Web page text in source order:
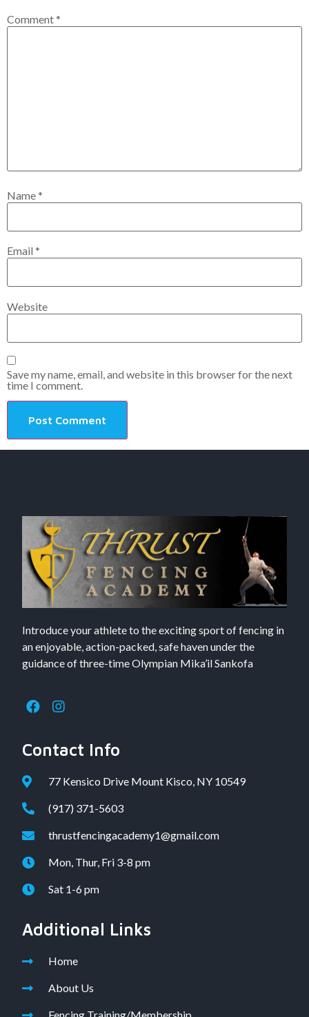
Comment*
Name*
Email *
Website
Save my name, email, and website in this browser for the next
time I comment.
Introduce your athlete to the exciting sport of fencing in
an enjoyable, action-packed, safe haven under the
guidance of three-time Olympian Mika’il Sankofa
Contact Info
77 Kensico Drive Mount Kisco, NY 10549
(917) 371-5603
thrustfencingacademy1@gmail.com
Mon, Thur, Fri 3-8 pm
Sat 1-6 pm
Additional Links
Home
About Us
Fencing Training/Membership